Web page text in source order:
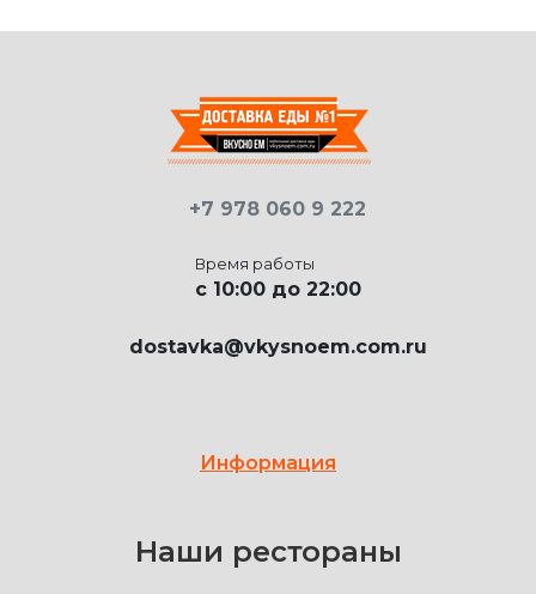
+7 978 060 9 222
Время работы
c 10:00 до 22:00
dostavka@vkysnoem.com.ru
Информация
Наши рестораны